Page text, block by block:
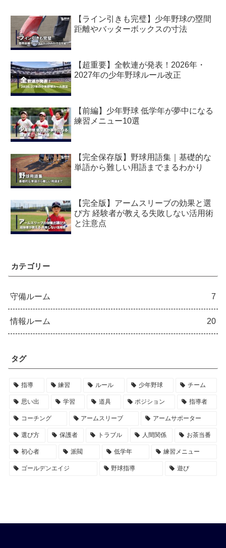
【ライン引きも完璧】少年野球の塁間
距離やバッターボックスの寸法
【超重要】全軟連が発表！2026年・
2027年の少年野球ルール改正
【前編】少年野球 低学年が夢中になる
練習メニュー10選
【完全保存版】野球用語集｜基礎的な
単語から難しい用語までまるわかり
【完全版】アームスリーブの効果と選
び方 経験者が教える失敗しない活用術
と注意点
カテゴリー
守備ルーム 7
情報ルーム 20
タグ
指導 練習 ルール 少年野球 チーム
思い出 学習 道具 ポジション 指導者
コーチング アームスリーブ アームサポーター
選び方 保護者 トラブル 人間関係 お茶当番
初心者 派閥 低学年 練習メニュー
ゴールデンエイジ 野球指導 遊び